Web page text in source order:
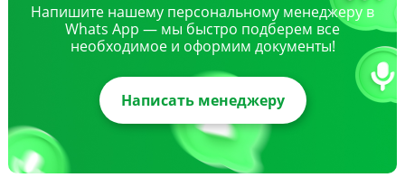
Напишите нашему персональному менеджеру в
Whats App — мы быстро подберем все
необходимое и оформим документы!
Написать менеджеру